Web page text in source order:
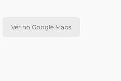
Ver no Google Maps